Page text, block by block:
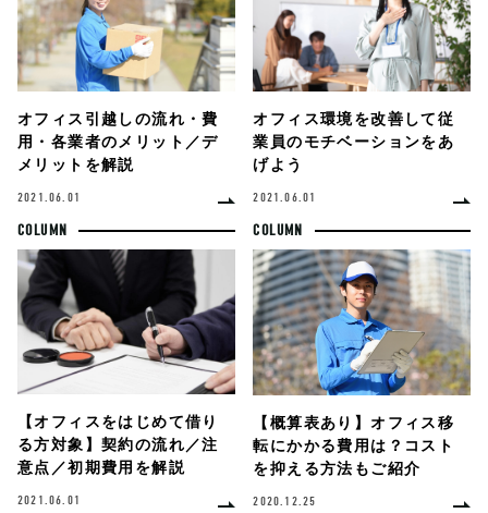
オフィス引越しの流れ・費
用・各業者のメリット／デ
メリットを解説
2021.06.01
オフィス環境を改善して従
業員のモチベーションをあ
げよう
2021.06.01
COLUMN
【オフィスをはじめて借り
る方対象】契約の流れ／注
意点／初期費用を解説
2021.06.01
COLUMN
【概算表あり】オフィス移
転にかかる費用は？コスト
を抑える方法もご紹介
2020.12.25